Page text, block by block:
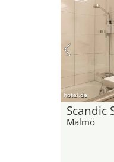
hotel.de
Scandic
Malmö